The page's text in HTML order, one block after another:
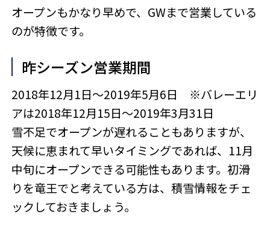
オープンもかなり早めで、GWまで営業している
のが特徴です。
昨シーズン営業期間
2018年12月1日～2019年5月6日 ※バレーエリ
アは2018年12月15日～2019年3月31日
雪不足でオープンが遅れることもありますが、
天候に恵まれて早いタイミングであれば、11月
中旬にオープンできる可能性もあります。初滑
りを竜王でと考えている方は、積雪情報をチェ
ックしておきましょう。